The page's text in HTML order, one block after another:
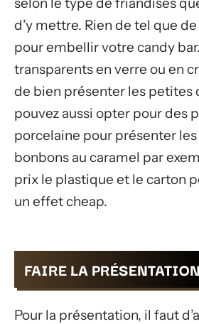
d’y mettre. Rien de tel que
pour embellir votre candy
transparents en verre ou en
de bien présenter les petites
pouvez aussi opter pour des
porcelaine pour présenter
bonbons au caramel par
prix le plastique et le carton
un effet cheap.
FAIRE LA PRÉSENTATION
Pour la présentation, il faut